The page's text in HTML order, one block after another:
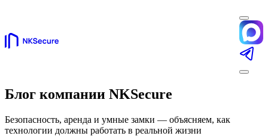
Блог компании NKSecure
Безопасность, аренда и умные замки — объясняем, как
технологии должны работать в реальной жизни